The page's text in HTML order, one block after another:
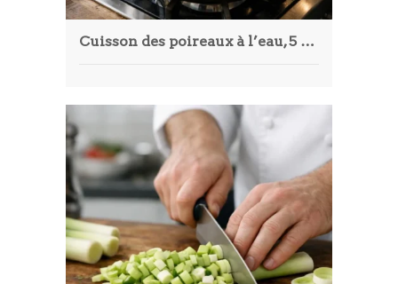
Cuisson des poireaux à l’eau, 5 étapes pour une texture parfaite